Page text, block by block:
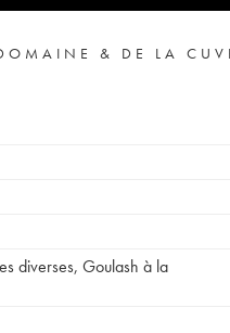
& DE LA
diverses, Goulash à la